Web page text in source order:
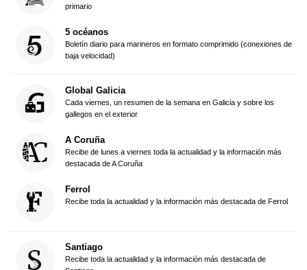
primario
5 océanos
Boletín diario para marineros en formato comprimido (conexiones de
baja velocidad)
Global Galicia
Cada viernes, un resumen de la semana en Galicia y sobre los
gallegos en el exterior
A Coruña
Recibe de lunes a viernes toda la actualidad y la información más
destacada de A Coruña
Ferrol
Recibe toda la actualidad y la información más destacada de Ferrol
Santiago
Recibe toda la actualidad y la información más destacada de